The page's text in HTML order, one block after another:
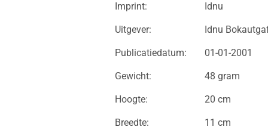
Imprint: Idnu
Uitgever: Idnu
Publicatiedatum: 01-01-2001
Gewicht: 48 gram
Hoogte: 20 cm
Breedte: 11 cm